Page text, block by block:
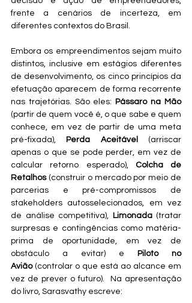
frente a cenários de incerteza, em
diferentes contextos do Brasil.
Embora os empreendimentos sejam muito
distintos, inclusive em estágios diferentes
de desenvolvimento, os cinco princípios da
efetuação aparecem de forma recorrente
nas trajetórias. São eles:
Pássaro na Mão
(partir de quem você é, o que sabe e quem
conhece, em vez de partir de uma meta
pré-fixada),
Perda Aceitável
(arriscar
apenas o que se pode perder, em vez de
calcular retorno esperado), Colcha de
Retalhos (construir o mercado por meio de
parcerias e pré-compromissos de
stakeholders autosselecionados, em vez
de análise competitiva),
Limonada (tratar
surpresas e contingências como matéria-
prima de oportunidade, em vez de
obstáculo a evitar) e
Piloto no
Avião (controlar o que está ao alcance em
vez de prever o futuro).  Na apresentação
do livro, Sarasvathy escreve: